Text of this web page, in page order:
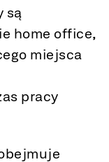
są
home office,
miejsca
pracy